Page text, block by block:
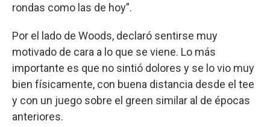
rondas como las de hoy”.
Por el lado de Woods, declaró sentirse muy
motivado de cara a lo que se viene. Lo más
importante es que no sintió dolores y se lo vio muy
bien físicamente, con buena distancia desde el tee
y con un juego sobre el green similar al de épocas
anteriores.